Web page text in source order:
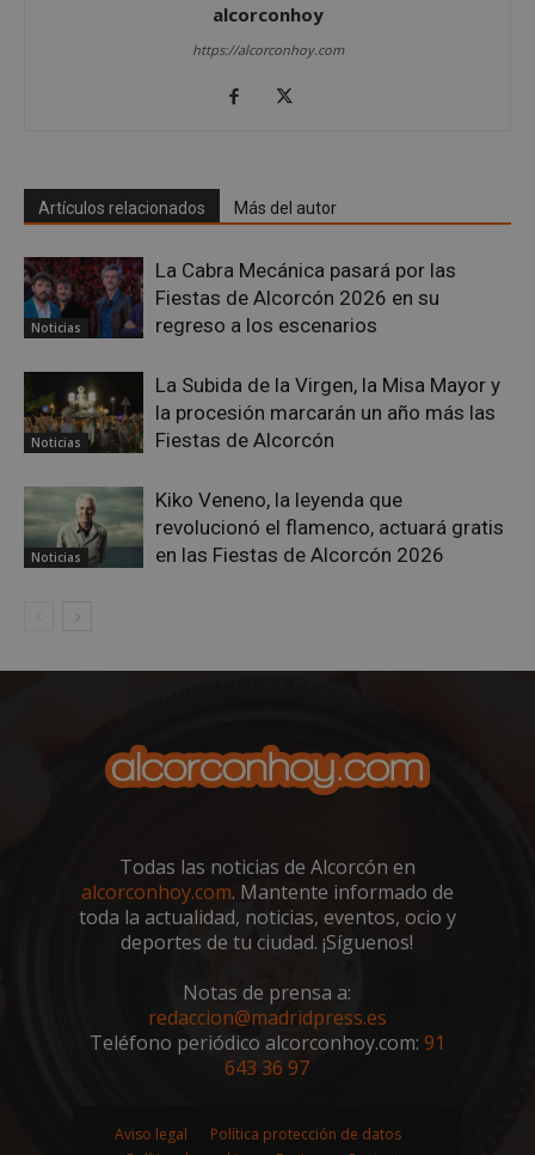
alcorconhoy
https://alcorconhoy.com
Artículos relacionados Más del autor
Noticias
La Cabra Mecánica pasará por las
Fiestas de Alcorcón 2026 en su
regreso a los escenarios
Noticias
La Subida de la Virgen, la Misa Mayor y
la procesión marcarán un año más las
Fiestas de Alcorcón
Noticias
Kiko Veneno, la leyenda que
revolucionó el flamenco, actuará gratis
en las Fiestas de Alcorcón 2026
Todas las noticias de Alcorcón en
alcorconhoy.com. Mantente informado de
toda la actualidad, noticias, eventos, ocio y
deportes de tu ciudad. ¡Síguenos!
Notas de prensa a:
redaccion@madridpress.es
Teléfono periódico alcorconhoy.com: 91
643 36 97
Aviso legal
Política protección de datos
Cookies de
Cookies de
Cookies estrictamente necesarias
Cookies de rendimiento
Cookies de funcionalidad
Cookies no clasificadas
funcionalidad principal del sitio web, como el
inicio de sesión de usuario y la gestión de cuentas.
El sitio web no se puede utilizar correctamente sin
las cookies estrictamente necesarias.
AWSALBCORS
Amazon.com